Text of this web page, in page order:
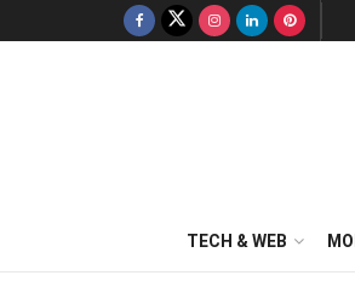
TECH & WEB